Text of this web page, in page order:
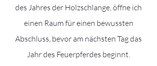
des Jahres der Holzschlange, öffne ich
einen Raum für einen bewussten
Abschluss, bevor am nächsten Tag das
Jahr des Feuerpferdes beginnt.